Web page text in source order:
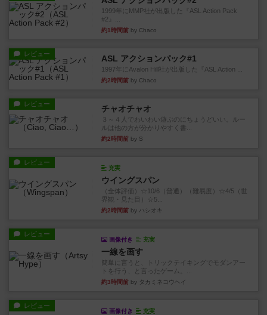
1999年にMMP社が出版した『ASL Action Pack
#2』...
約1時間前 by Chaco
レビュー ASL アクションパック#1
1997年にAvalon Hill社が出版した『ASL Action ...
約2時間前 by Chaco
レビュー チャオチャオ
３～４人でわいわい遊ぶのにちょうどいい。ルー
ルは他の方が分かりやすく書...
約2時間前 by S
レビュー
充実
ウイングスパン
（全体評価）☆10/6（普通）（難易度）☆4/5（世
界観・見た目）☆5...
約2時間前 by ハシオキ
レビュー
画像付き 充実
一線を画す
簡単に言うと、トリックテイキングでモダンアー
トを行う、と言ったゲーム。...
約3時間前 by タカミネコウヘイ
レビュー
画像付き 充実